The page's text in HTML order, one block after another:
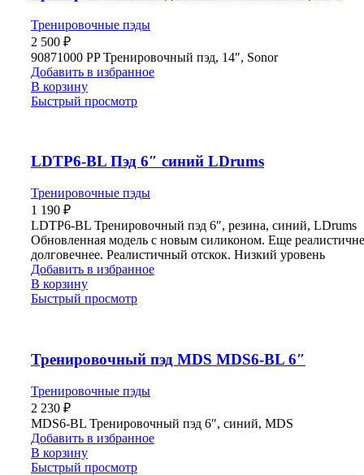
Тренировочные пэды
2 500 ₽
90871000 PP Тренировочный пэд, 14″, Sonor
Добавить в избранное
В корзину
Быстрый просмотр
LDTP6-BL Пэд 6″ синий LDrums
Тренировочные пэды
1 190 ₽
LDTP6-BL Тренировочный пэд 6″, резина, синий, LDrums
Обновленная модель с новым силиконом. Еще
долговечнее. Реалистичный отскок. Низкий уровень
Добавить в избранное
В корзину
Быстрый просмотр
Тренировочный пэд MDS MDS6-BL 6″
Тренировочные пэды
2 230 ₽
MDS6-BL Тренировочный пэд 6″, синий, MDS
Добавить в избранное
В корзину
Быстрый просмотр